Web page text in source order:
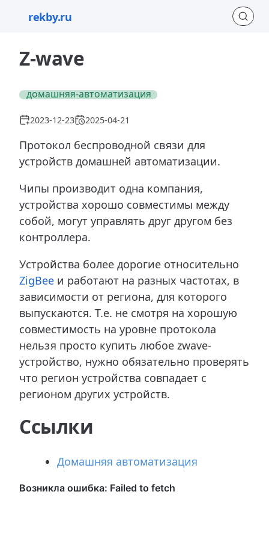
rekby.ru
Z-wave
#домашняя-автоматизация
2023-12-23 2025-04-21
Протокол беспроводной связи для
устройств домашней автоматизации.
Чипы производит одна компания,
устройства хорошо совместимы между
собой, могут управлять друг другом без
контроллера.
Устройства более дорогие относительно
ZigBee и работают на разных частотах, в
зависимости от региона, для которого
выпускаются. Т.е. не смотря на хорошую
совместимость на уровне протокола
нельзя просто купить любое zwave-
устройство, нужно обязательно проверять
что регион устройства совпадает с
регионом других устройств.
Ссылки
Домашняя автоматизация